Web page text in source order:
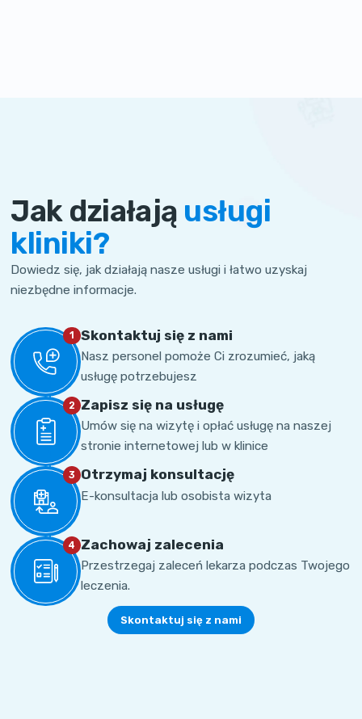
Jak działają usługi
kliniki?
Dowiedz się, jak działają nasze usługi i łatwo uzyskaj
niezbędne informacje.
1 Skontaktuj się z nami
Nasz personel pomoże Ci zrozumieć, jaką
usługę potrzebujesz
2 Zapisz się na usługę
Umów się na wizytę i opłać usługę na naszej
stronie internetowej lub w klinice
3 Otrzymaj konsultację
E-konsultacja lub osobista wizyta
4 Zachowaj zalecenia
Przestrzegaj zaleceń lekarza podczas Twojego
leczenia.
Skontaktuj się z nami